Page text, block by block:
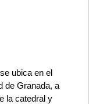
ubica en el
de Granada, a
la catedral y